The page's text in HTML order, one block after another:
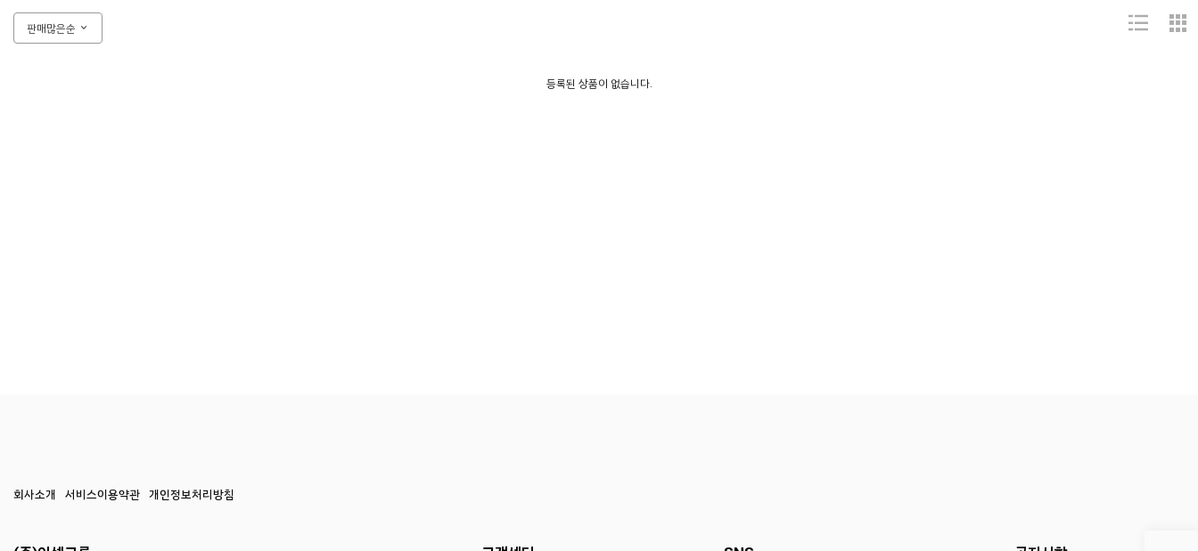
판매많은순
등록된 상품이 없습니다.
회사소개 서비스이용약관 개인정보처리방침